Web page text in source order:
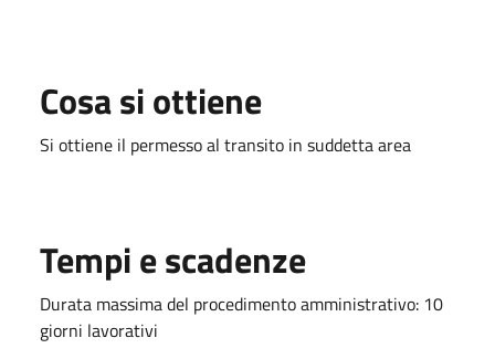
Cosa si ottiene
Si ottiene il permesso al transito in suddetta area
Tempi e scadenze
Durata massima del procedimento amministrativo: 10
giorni lavorativi